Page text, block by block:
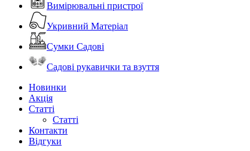
Вимірювальні пристрої
Укривний Матеріал
Сумки Садові
Садові рукавички та взуття
Новинки
Акція
Статті
Статті
Контакти
Відгуки